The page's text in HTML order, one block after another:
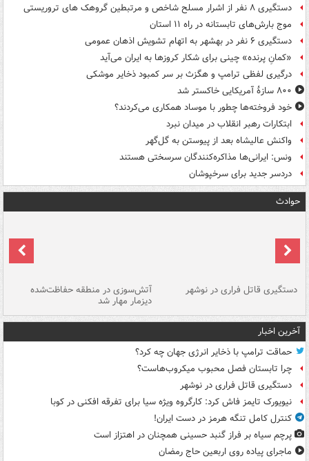
دستگیری ۸ نفر از اشرار مسلح شاخص و مرتبطین گروهک های تروریستی
موج بارش‌های تابستانه در راه ۱۱ استان
دستگیری ۶ نفر در بهشهر به اتهام تشویش اذهان عمومی
«کمانِ پرنده» چینی برای شکار کروزها به ایران می‌آید
درگیری لفظی ترامپ و هگزث بر سر کمبود ذخایر موشکی
۸۰۰ سازۀ آمریکایی خاکستر شد
خود فروخته‌ها چطور با موساد همکاری می‌کردند؟
ابتکارات رهبر انقلاب در میدان نبرد
واکنش عالیشاه بعد از پیوستن به گل‌گهر
ونس: ایرانی‌ها مذاکره‌کنندگان سرسختی هستند
دردسر جدید برای سرخپوشان
حوادث
دستگیری قاتل فراری در نوشهر آتش‌سوزی در منطقه حفاظت‌شده
دیزمار مهار شد
آخرین اخبار
حماقت ترامپ با ذخایر انرژی جهان چه کرد؟
چرا تابستان فصل محبوب میکروب‌هاست؟
دستگیری قاتل فراری در نوشهر
نیویورک تایمز فاش کرد: کارگروه ویژه سیا برای تفرقه افکنی در کوبا
کنترل کامل تنگه هرمز در دست ایران!
پرچم سیاه بر فراز گنبد حسینی همچنان در اهتزاز است
ماجرای پیاده روی اربعین حاج رمضان